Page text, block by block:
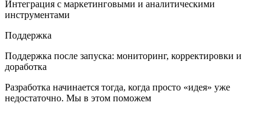
Интеграция с маркетинговыми и аналитическими
инструментами
Поддержка
Поддержка после запуска: мониторинг, корректировки и
доработка
Разработка начинается тогда, когда просто «идея» уже
недостаточно. Мы в этом поможем